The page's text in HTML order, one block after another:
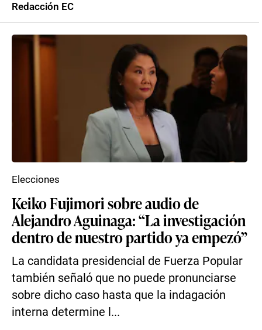
Redacción EC
Keiko Fujimori sobre audio de
Alejandro Aguinaga: “La investigación
dentro de nuestro partido ya empezó”
La candidata presidencial de Fuerza Popular
también señaló que no puede pronunciarse
sobre dicho caso hasta que la indagación
interna determine l...
Elecciones